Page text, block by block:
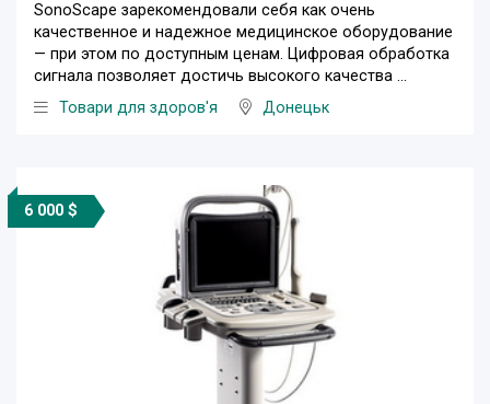
SonoScape зарекомендовали себя как очень
качественное и надежное медицинское оборудование
— при этом по доступным ценам. Цифровая обработка
сигнала позволяет достичь высокого качества ...
Товари для здоров'я
Донецьк
6 000 $